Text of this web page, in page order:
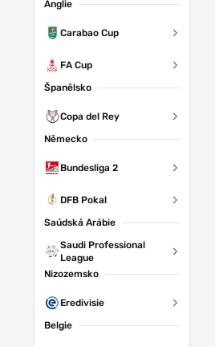
Anglie
Carabao Cup
FA Cup
Španělsko
Copa del Rey
Německo
Bundesliga 2
DFB Pokal
Saúdská Arábie
Saudi Professional
League
Nizozemsko
Eredivisie
Belgie